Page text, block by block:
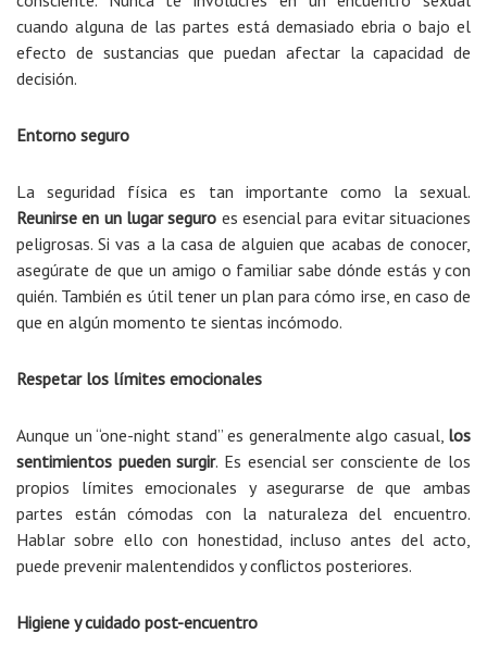
cuando alguna de las partes está demasiado ebria o bajo el
efecto de sustancias que puedan afectar la capacidad de
decisión.
Entorno seguro
La seguridad física es tan importante como la sexual.
Reunirse en un lugar seguro es esencial para evitar situaciones
peligrosas. Si vas a la casa de alguien que acabas de conocer,
asegúrate de que un amigo o familiar sabe dónde estás y con
quién. También es útil tener un plan para cómo irse, en caso de
que en algún momento te sientas incómodo.
Respetar los límites emocionales
Aunque un “one-night stand” es generalmente algo casual, los
sentimientos pueden surgir. Es esencial ser consciente de los
propios límites emocionales y asegurarse de que ambas
partes están cómodas con la naturaleza del encuentro.
Hablar sobre ello con honestidad, incluso antes del acto,
puede prevenir malentendidos y conflictos posteriores.
Higiene y cuidado post-encuentro